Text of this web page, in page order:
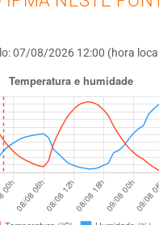
07/08/2026 12:00 (hora